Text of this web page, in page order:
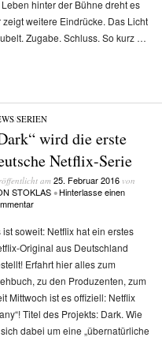
hinter der Bühne dreht es
weitere Eindrücke. Das Licht
Zugabe. Schluss. So kurz …
/SERIEN
wird die erste
Netflix-Serie
am 25. Februar 2016von
STOKLAS • Hinterlasse einen
ist soweit: Netflix hat ein erstes
Original aus Deutschland
Erfahrt hier alles zum
zu den Produzenten, zum
Mittwoch ist es offiziell: Netflix
Titel des Projekts: Dark. Wie
dabei um eine „übernatürliche